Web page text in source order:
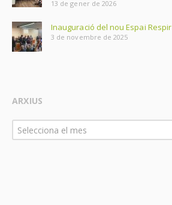
13 de gener de 2026
Inauguració del nou Espai Respir
3 de novembre de 2025
ARXIUS
Arxius
Selecciona el mes